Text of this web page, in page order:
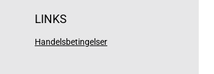
LINKS
Handelsbetingelser